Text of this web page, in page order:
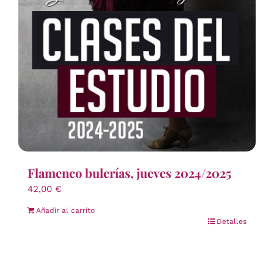
Flamenco bulerías, jueves 2024/2025
42,00 €
Añadir al carrito
Detalles